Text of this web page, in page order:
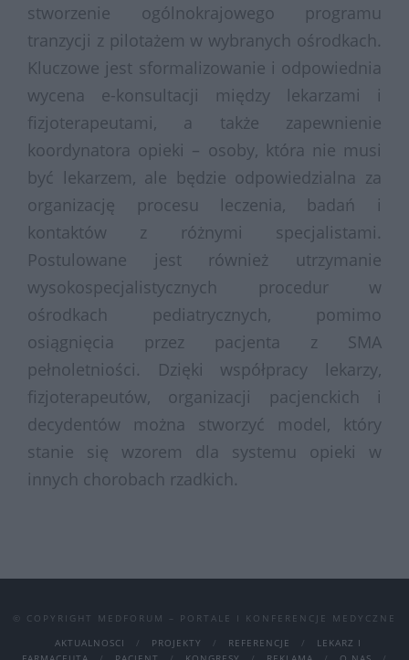
stworzenie ogólnokrajowego programu
tranzycji z pilotażem w wybranych ośrodkach.
Kluczowe jest sformalizowanie i odpowiednia
wycena e-konsultacji między lekarzami i
fizjoterapeutami, a także zapewnienie
koordynatora opieki – osoby, która nie musi
być lekarzem, ale będzie odpowiedzialna za
organizację procesu leczenia, badań i
kontaktów z różnymi specjalistami.
Postulowane jest również utrzymanie
wysokospecjalistycznych procedur w
ośrodkach pediatrycznych, pomimo
osiągnięcia przez pacjenta z SMA
pełnoletniości. Dzięki współpracy lekarzy,
fizjoterapeutów, organizacji pacjenckich i
decydentów można stworzyć model, który
stanie się wzorem dla systemu opieki w
innych chorobach rzadkich.
© COPYRIGHT MEDFORUM – PORTALE I KONFERENCJE MEDYCZNE
AKTUALNOSCI
PROJEKTY REFERENCJE
LEKARZ I